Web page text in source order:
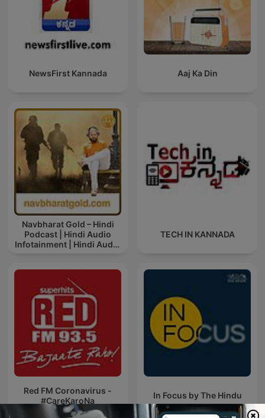
NewsFirst Kannada Aaj Ka Din
Navbharat Gold – Hindi
Podcast | Hindi Audio
Infotainment | Hindi Audio
TECH IN KANNADA
Red FM Coronavirus -
#CareKaroNa
In Focus by The Hindu